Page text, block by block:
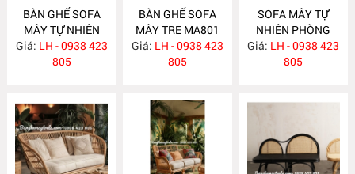
BÀN GHẾ SOFA
MÂY TỰ NHIÊN
PHÒNG KHÁCH
MA811
Giá: LH - 0938 423
805
BÀN GHẾ SOFA
MÂY TRE MA801
Giá: LH - 0938 423
805
SOFA MÂY TỰ
NHIÊN PHÒNG
KHÁCH MA800
Giá: LH - 0938 423
805